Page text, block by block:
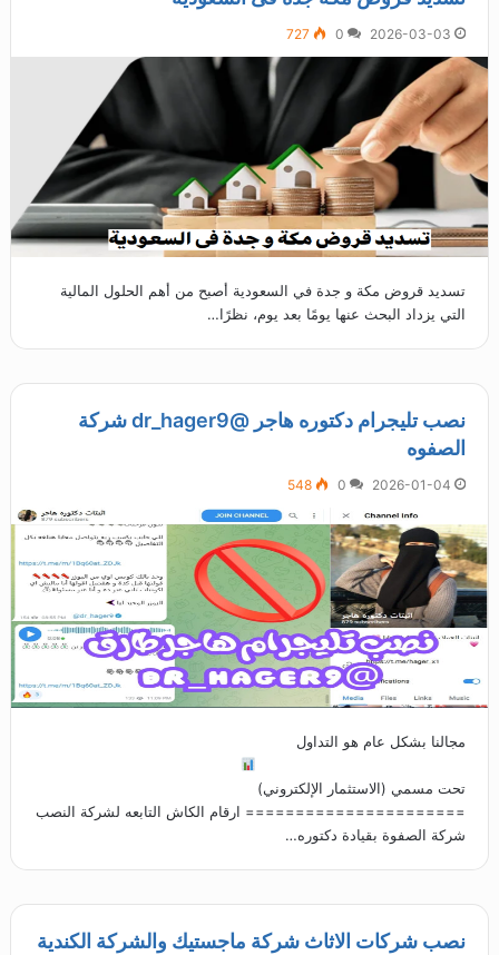
2026-03-03
0
727
تسديد قروض مكة و جدة في السعودية أصبح من أهم الحلول المالية
التي يزداد البحث عنها يومًا بعد يوم، نظرًا…
نصب تليجرام دكتوره هاجر @dr_hager9 شركة
الصفوه
2026-01-04
0
548
مجالنا بشكل عام هو التداول
تحت مسمي (الاستثمار الإلكتروني)
====================== ارقام الكاش التابعه لشركة النصب
شركة الصفوة بقيادة دكتوره…
نصب شركات الاثاث شركة ماجستيك والشركة الكندية